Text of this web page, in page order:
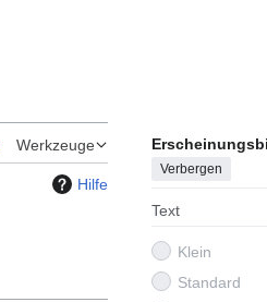
Werkzeuge
Verbergen
Text
Klein
Standard
Hilfe